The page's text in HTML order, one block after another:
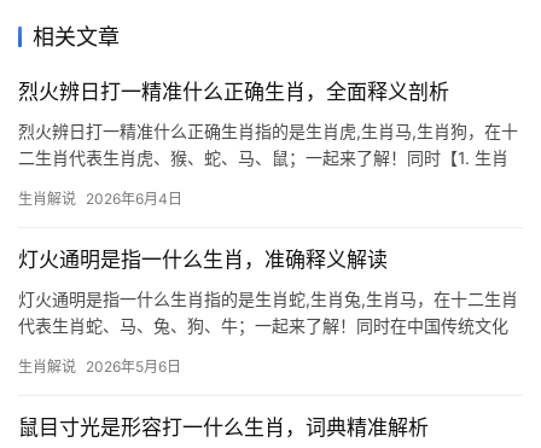
相关文章
烈火辨日打一精准什么正确生肖，全面释义剖析
烈火辨日打一精准什么正确生肖指的是生肖虎,生肖马,生肖狗，在十
二生肖代表生肖虎、猴、蛇、马、鼠；一起来了解！同时【1. 生肖
运势吉凶交织，事业上若生于农历三月、九月者，易遭小人暗中使
生肖解说 2026年6月4日
灯火通明是指一什么生肖，准确释义解读
灯火通明是指一什么生肖指的是生肖蛇,生肖兔,生肖马，在十二生肖
代表生肖蛇、马、兔、狗、牛；一起来了解！同时在中国传统文化
索与期许，而“灯火通明”这一成语，常被用来形容夜晚的明亮景象，
生肖解说 2026年5月6日
鼠目寸光是形容打一什么生肖，词典精准解析